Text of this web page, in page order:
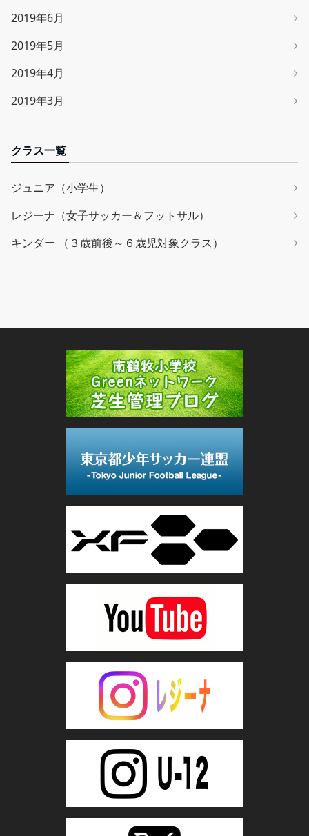
2019年6月
2019年5月
2019年4月
2019年3月
クラス一覧
ジュニア（小学生）
レジーナ（女子サッカー＆フットサル）
キンダー （３歳前後～６歳児対象クラス）